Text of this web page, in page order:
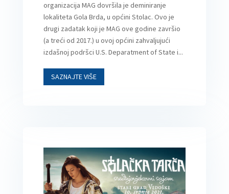
organizacija MAG dovršila je deminiranje
lokaliteta Gola Brda, u općini Stolac. Ovo je
drugi zadatak koji je MAG ove godine završio
(a treći od 2017.) u ovoj općini zahvaljujući
izdašnoj podršci U.S. Deparatment of State i...
SAZNAJTE VIŠE